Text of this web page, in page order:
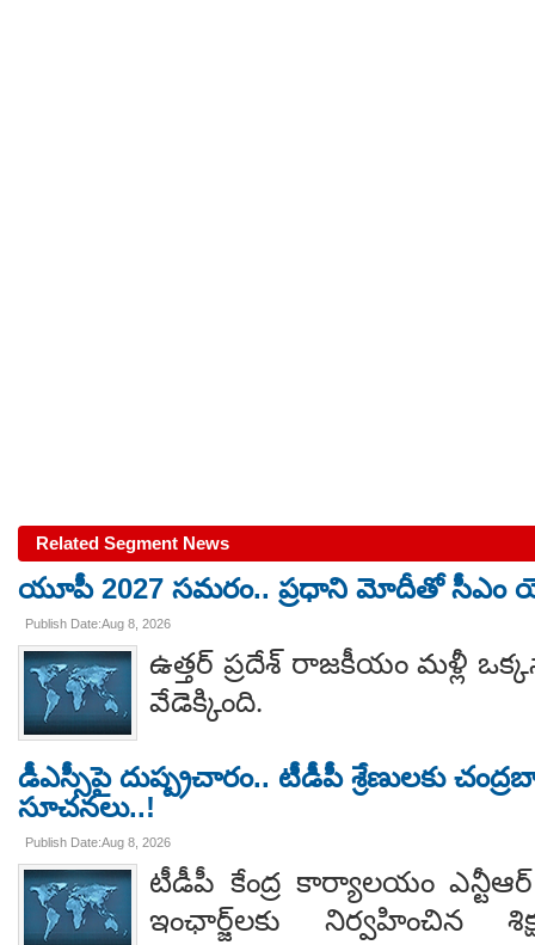
Related Segment News
యూపీ 2027 సమరం.. ప్రధాని మోదీతో సీఎం
Publish Date:Aug 8, 2026
ఉత్తర్ ప్రదేశ్ రాజకీయం మళ్లీ
వేడెక్కింది.
డీఎస్సీపై దుష్ప్రచారం.. టీడీపీ శ్రేణులకు
సూచనలు..!
Publish Date:Aug 8, 2026
టీడీపీ కేంద్ర కార్యాలయం
ఇంఛార్జ్‌లకు నిర్వహించిన